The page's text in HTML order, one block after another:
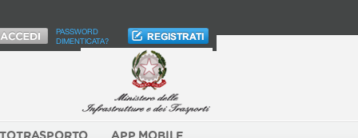
PASSWORD
DIMENTICATA?